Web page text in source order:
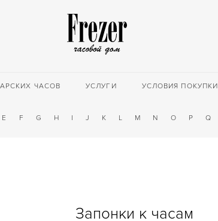
ЧАСОВ УСЛУГИ УСЛОВИЯ ПОКУПКИ
E F G H I J K L M N O P Q
Запонки к часам